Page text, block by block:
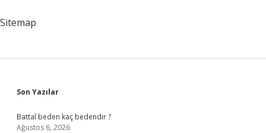
Sitemap
Sidebar
Son Yazılar
Battal beden kaç bedendir ?
Ağustos 6, 2026